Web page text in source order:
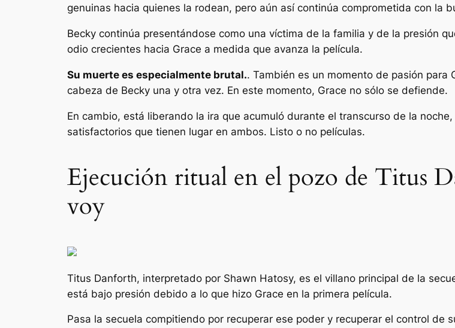
genuinas hacia quienes la rodean, pero aún así continúa comprometida con la
Becky continúa presentándose como una víctima de la familia y de la presión
odio crecientes hacia Grace a medida que avanza la película.
Su muerte es especialmente brutal.. También es un momento de pasión para
cabeza de Becky una y otra vez. En este momento, Grace no sólo se defiende.
En cambio, está liberando la ira que acumuló durante el transcurso de la
satisfactorios que tienen lugar en ambos. Listo o no películas.
Ejecución ritual en el pozo de Titus
voy
Titus Danforth, interpretado por Shawn Hatosy, es el villano principal de la
está bajo presión debido a lo que hizo Grace en la primera película.
Pasa la secuela compitiendo por recuperar ese poder y recuperar el control de